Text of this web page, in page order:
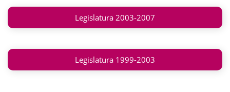
Legislatura 2003-2007
Legislatura 1999-2003